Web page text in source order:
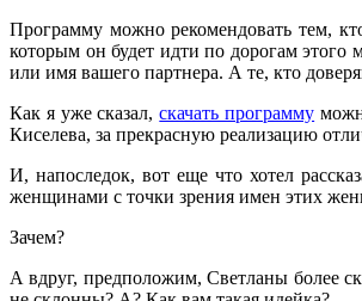
Программу можно рекомендовать тем,
которым он будет идти по дорогам этого
или имя вашего партнера. А те, кто
Как я уже сказал,скачать программу
Киселева, за прекрасную реализацию
И, напоследок, вот еще что хотел
женщинами с точки зрения имен этих
Зачем?
А вдруг, предположим, Светланы более